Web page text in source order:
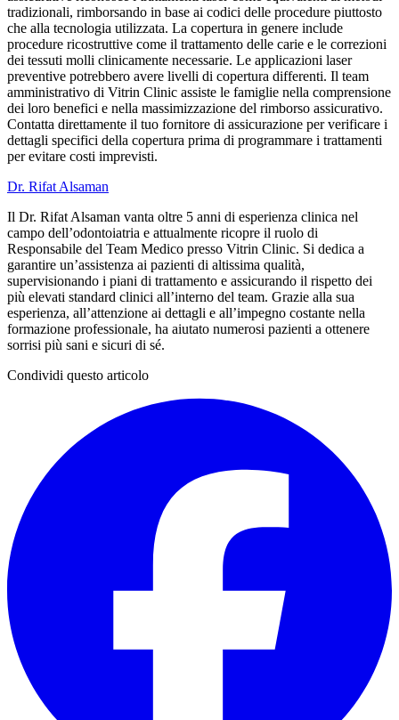
tradizionali, rimborsando in base ai codici delle procedure piuttosto
che alla tecnologia utilizzata. La copertura in genere include
procedure ricostruttive come il trattamento delle carie e le correzioni
dei tessuti molli clinicamente necessarie. Le applicazioni laser
preventive potrebbero avere livelli di copertura differenti. Il team
amministrativo di Vitrin Clinic assiste le famiglie nella comprensione
dei loro benefici e nella massimizzazione del rimborso assicurativo.
Contatta direttamente il tuo fornitore di assicurazione per verificare i
dettagli specifici della copertura prima di programmare i trattamenti
per evitare costi imprevisti.
Dr. Rifat Alsaman
Il Dr. Rifat Alsaman vanta oltre 5 anni di esperienza clinica nel
campo dell’odontoiatria e attualmente ricopre il ruolo di
Responsabile del Team Medico presso Vitrin Clinic. Si dedica a
garantire un’assistenza ai pazienti di altissima qualità,
supervisionando i piani di trattamento e assicurando il rispetto dei
più elevati standard clinici all’interno del team. Grazie alla sua
esperienza, all’attenzione ai dettagli e all’impegno costante nella
formazione professionale, ha aiutato numerosi pazienti a ottenere
sorrisi più sani e sicuri di sé.
Condividi questo articolo